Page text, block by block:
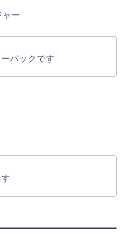
ャー
パックです